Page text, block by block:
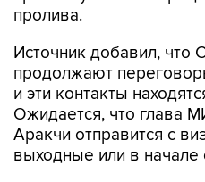
пролива.
Источник добавил,
продолжают
и эти контакты
Ожидается, что глава
Аракчи отправится с
выходные или в